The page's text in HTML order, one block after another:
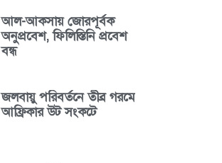
আল-আকসায় জোরপূর্বক
অনুপ্রবেশ, ফিলিস্তিনি প্রবেশ
বন্ধ
জলবায়ু পরিবর্তনে তীব্র গরমে
আফ্রিকার উট সংকটে